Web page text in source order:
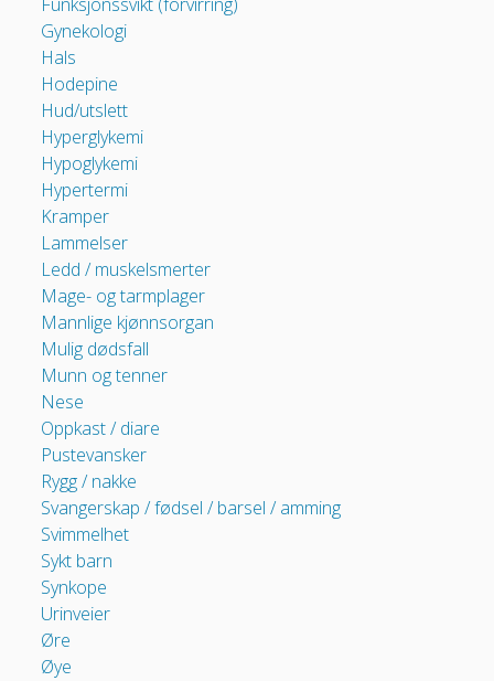
Gynekologi
Hals
Hodepine
Hud/utslett
Hyperglykemi
Hypoglykemi
Hypertermi
Kramper
Lammelser
Ledd / muskelsmerter
Mage- og tarmplager
Mannlige kjønnsorgan
Mulig dødsfall
Munn og tenner
Nese
Oppkast / diare
Pustevansker
Rygg / nakke
Svangerskap / fødsel / barsel / amming
Svimmelhet
Sykt barn
Synkope
Urinveier
Øre
Øye